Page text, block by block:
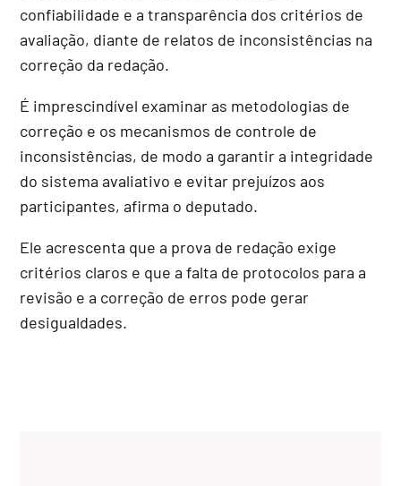
confiabilidade e a transparência dos critérios de
avaliação, diante de relatos de inconsistências na
correção da redação.
É imprescindível examinar as metodologias de
correção e os mecanismos de controle de
inconsistências, de modo a garantir a integridade
do sistema avaliativo e evitar prejuízos aos
participantes, afirma o deputado.
Ele acrescenta que a prova de redação exige
critérios claros e que a falta de protocolos para a
revisão e a correção de erros pode gerar
desigualdades.